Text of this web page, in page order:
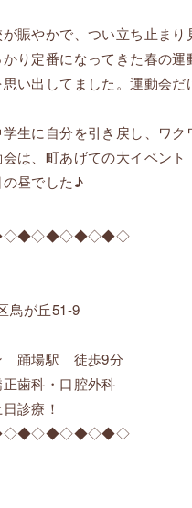
賑やかで、つい立ち止まり
り定番になってきた春の運
い出してました。運動会だ
生に自分を引き戻し、ワク
は、町あげての大イベント
昼でした♪
鳥が丘51-9
踊場駅 徒歩9分
歯科・口腔外科
診療！